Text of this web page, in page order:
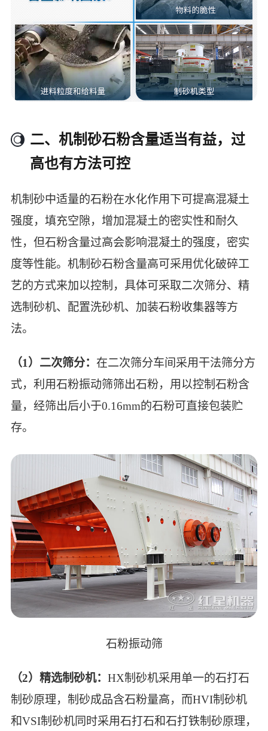
二、机制砂石粉含量适当有益，过
高也有方法可控
机制砂中适量的石粉在水化作用下可提高混凝土
强度，填充空隙，增加混凝土的密实性和耐久
性，但石粉含量过高会影响混凝土的强度，密实
度等性能。机制砂石粉含量高可采用优化破碎工
艺的方式来加以控制，具体可采取二次筛分、精
选制砂机、配置洗砂机、加装石粉收集器等方
法。
（1）二次筛分： 在二次筛分车间采用干法筛分方
式，利用石粉振动筛筛出石粉，用以控制石粉含
量，经筛出后小于0.16mm的石粉可直接包装贮
存。
石粉振动筛
（2）精选制砂机： HX制砂机采用单一的石打石
制砂原理，制砂成品含石粉量高，而HVI制砂机
和VSI制砂机同时采用石打石和石打铁制砂原理，